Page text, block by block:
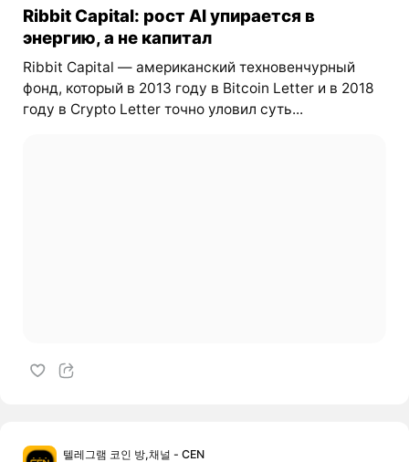
Ribbit Capital: рост AI упирается в
энергию, а не капитал
Ribbit Capital — американский техновенчурный
фонд, который в 2013 году в Bitcoin Letter и в 2018
году в Crypto Letter точно уловил суть...
텔레그램 코인 방,채널 - CEN